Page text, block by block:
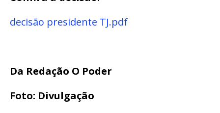
decisão presidente TJ.pdf
Da Redação O Poder
Foto: Divulgação